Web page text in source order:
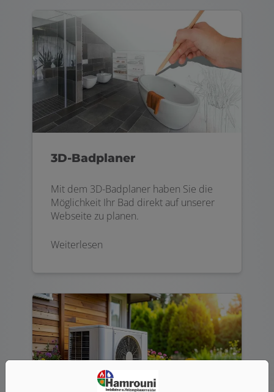
3D-Badplaner
Mit dem 3D-Badplaner haben Sie die
Möglichkeit Ihr Bad direkt auf unserer
Webseite zu planen.
Weiterlesen